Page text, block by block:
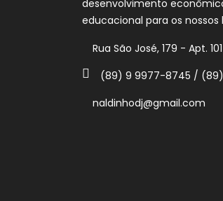
desenvolvimento
educacional para os nossos
Rua São José, 179 - Apt. 101
(89) 9 9977-8745 / (89)
naldinhodj@gmail.com